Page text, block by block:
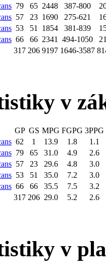
79 65 2448 387-800
57 23 1690 275-621
53 51 1854 381-839
66 66 2341 494-1050
317 206 9197 1646-3587
v
GP GS MPG FGPG 3PPG
62 1 13.9 1.8
1.1
79 65 31.0 4.9
2.6
57 23 29.6 4.8
3.0
53 51 35.0 7.2
3.0
66 66 35.5 7.5
3.2
317 206 29.0 5.2 2.6
v